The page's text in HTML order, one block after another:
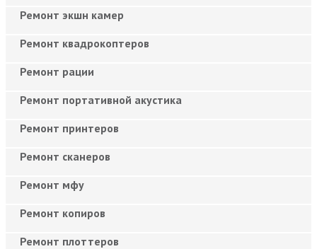
Ремонт экшн камер
Ремонт квадрокоптеров
Ремонт рации
Ремонт портативной акустика
Ремонт принтеров
Ремонт сканеров
Ремонт мфу
Ремонт копиров
Ремонт плоттеров